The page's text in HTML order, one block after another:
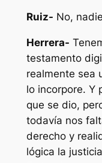
Ruiz- No,
Herrera-
testamento
realmente sea
lo incorpore. Y
que se dio,
todavía nos
derecho y
lógica la